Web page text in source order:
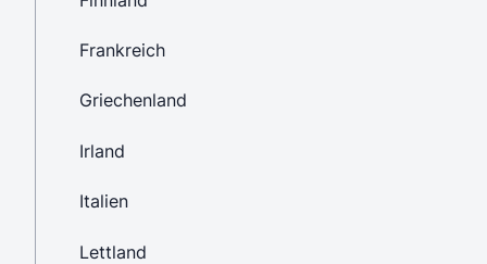
Frankreich
Griechenland
Irland
Italien
Lettland